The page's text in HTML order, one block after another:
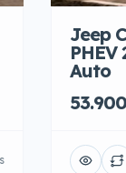
Jeep
Auto